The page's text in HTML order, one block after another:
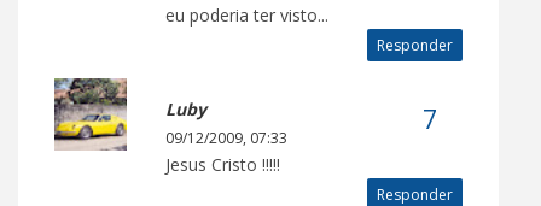
eu poderia ter visto...
Responder
Luby
09/12/2009, 07:33
Jesus Cristo !!!!!
Responder